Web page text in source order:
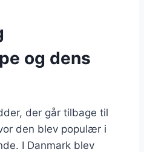
og dens
der går tilbage til
den blev populær i
I Danmark blev